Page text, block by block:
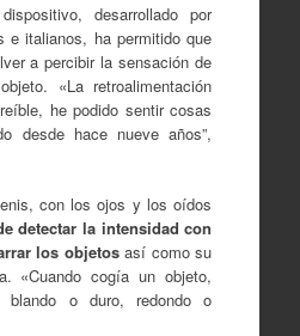
desarrollado por
e italianos, ha permitido que
a percibir la sensación de
«La retroalimentación
he podido sentir cosas
desde hace nueve años”,
con los ojos y los oídos
detectar la intensidad con
los objetosasí como su
«Cuando cogía un objeto,
o duro, redondo o